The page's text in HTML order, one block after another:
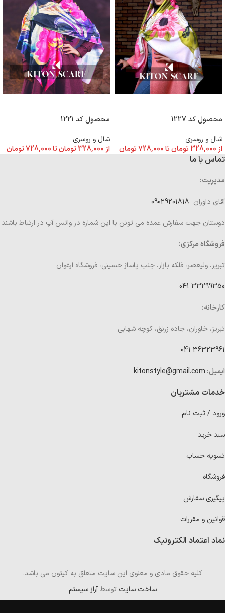
محصول کد 1227
شال و روسری
از328,000تومانتا728,000تومان
محصول کد 1221
شال و روسری
از328,000تومانتا728,000تومان
تماس با ما
مدیریت:
آقای داوران
دوستان جهت سفارش عمده می تونن با این شماره در واتس آپ در ارتباط باشند
فروشگاه مرکزی:
تبریز، ولیعصر، فلکه بازار، جنب پاساژ حسینی، فروشگاه ارغوان
33299350 041
کارخانه:
تبریز، خاوران، جاده زرنق، کوچه شهابی
36323961 041
ایمیل: kitonstyle@gmail.com
خدمات مشتریان
ورود / ثبت نام
سبد خرید
تسویه حساب
فروشگاه
پیگیری سفارش
قوانین و مقررات
نماد اعتماد الکترونیک
کلیه حقوق مادی و معنوی این سایت متعلق به کیتون می باشد.
ساخت سایت توسطآراز سیستم